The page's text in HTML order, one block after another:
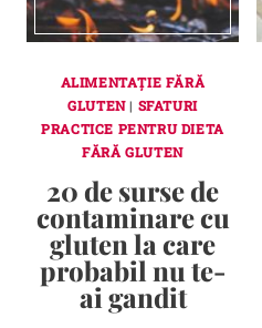
ALIMENTAȚIE FĂRĂ
GLUTEN| SFATURI
PRACTICE PENTRU DIETA
FĂRĂ GLUTEN
20 de surse de
contaminare cu
gluten la care
probabil nu te-
ai gandit